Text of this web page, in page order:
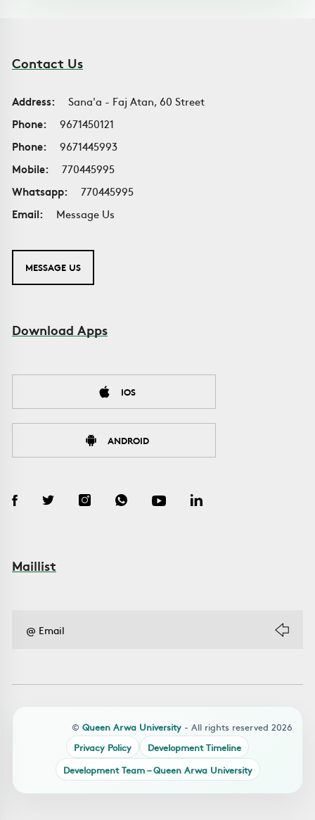
Contact Us
Address:
Sana'a - Faj Atan, 60 Street
Phone:
9671450121
Phone:
9671445993
Mobile:
770445995
Whatsapp:
770445995
Email:
Message Us
MESSAGE US
Download Apps
IOS
ANDROID
Maillist
© Queen Arwa University - All rights reserved 2026
Privacy Policy
Development Timeline
Development Team – Queen Arwa University